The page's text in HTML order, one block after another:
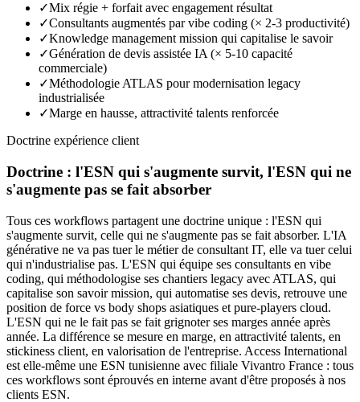
✓Mix régie + forfait avec engagement résultat
✓Consultants augmentés par vibe coding (× 2-3 productivité)
✓Knowledge management mission qui capitalise le savoir
✓Génération de devis assistée IA (× 5-10 capacité
commerciale)
✓Méthodologie ATLAS pour modernisation legacy
industrialisée
✓Marge en hausse, attractivité talents renforcée
Doctrine expérience client
Doctrine : l'ESN qui s'augmente survit, l'ESN qui ne
s'augmente pas se fait absorber
Tous ces workflows partagent une doctrine unique : l'ESN qui
s'augmente survit, celle qui ne s'augmente pas se fait absorber. L'IA
générative ne va pas tuer le métier de consultant IT, elle va tuer celui
qui n'industrialise pas. L'ESN qui équipe ses consultants en vibe
coding, qui méthodologise ses chantiers legacy avec ATLAS, qui
capitalise son savoir mission, qui automatise ses devis, retrouve une
position de force vs body shops asiatiques et pure-players cloud.
L'ESN qui ne le fait pas se fait grignoter ses marges année après
année. La différence se mesure en marge, en attractivité talents, en
stickiness client, en valorisation de l'entreprise. Access International
est elle-même une ESN tunisienne avec filiale Vivantro France : tous
ces workflows sont éprouvés en interne avant d'être proposés à nos
clients ESN.